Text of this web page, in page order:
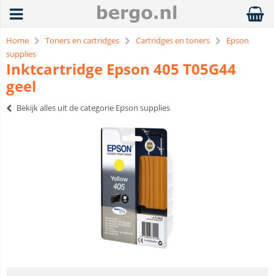
Home Toners en cartridges Cartridges en toners
Epson
supplies
Inktcartridge Epson 405 T05G44
geel
Bekijk alles uit de categorie Epson supplies